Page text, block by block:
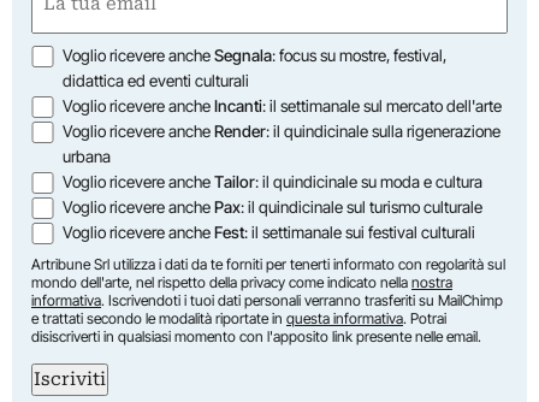
(Required)
Opzioni
Voglio ricevere ancheSegnala: focus su mostre, festival,
didattica ed eventi culturali
Voglio ricevere ancheIncanti: il settimanale sul mercato dell'arte
Voglio ricevere ancheRender: il quindicinale sulla rigenerazione
urbana
Voglio ricevere ancheTailor: il quindicinale su moda e cultura
Voglio ricevere anchePax: il quindicinale sul turismo culturale
Voglio ricevere ancheFest: il settimanale sui festival culturali
Artribune Srl utilizza i dati da te forniti per tenerti informato con regolarità sul
mondo dell'arte, nel rispetto della privacy come indicato nella nostra
informativa. Iscrivendoti i tuoi dati personali verranno trasferiti su MailChimp
e trattati secondo le modalità riportate in questa informativa. Potrai
disiscriverti in qualsiasi momento con l'apposito link presente nelle email.
Iscriviti